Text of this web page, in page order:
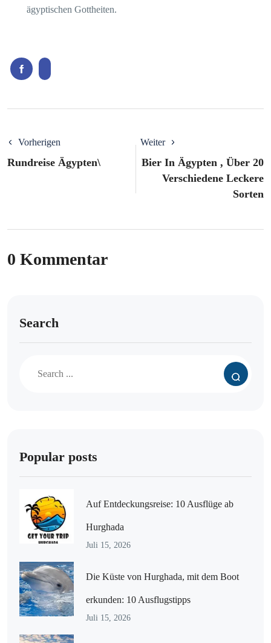
ägyptischen Gottheiten.
Vorherigen
Rundreise Ägypten\
Weiter
Bier In Ägypten , Über 20
Verschiedene Leckere
Sorten
0 Kommentar
Search
Popular posts
Auf Entdeckungsreise: 10 Ausflüge ab
Hurghada
Juli 15, 2026
Die Küste von Hurghada, mit dem Boot
erkunden: 10 Ausflugstipps
Juli 15, 2026